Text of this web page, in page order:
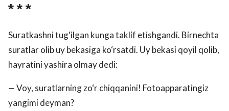
* * *
Suratkashni tug‘ilgan kunga taklif etishgandi. Birnechta
suratlar olib uy bekasiga ko‘rsatdi. Uy bekasi qoyil qolib,
hayratini yashira olmay dedi:
— Voy, suratlarning zo‘r chiqqanini! Fotoapparatingiz
yangimi deyman?